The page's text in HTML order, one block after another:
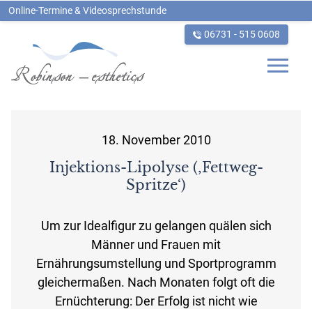
Online-Termine & Videosprechstunde
06731 - 515 0608
18. November 2010
Injektions-Lipolyse (‚Fettweg-
Spritze‘)
Um zur Idealfigur zu gelangen quälen sich
Männer und Frauen mit
Ernährungsumstellung und Sportprogramm
gleichermaßen. Nach Monaten folgt oft die
Ernüchterung: Der Erfolg ist nicht wie